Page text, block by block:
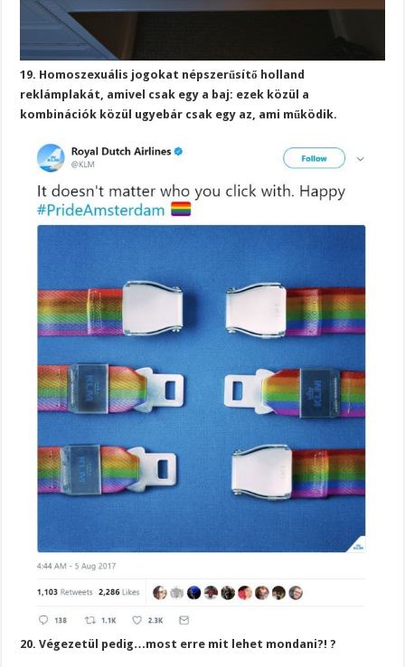
19. Homoszexuális jogokat népszerűsítő holland
reklámplakát, amivel csak egy a baj: ezek közül a
kombinációk közül ugyebár csak egy az, ami működik.
20. Végezetül pedig…most erre mit lehet mondani?! ?